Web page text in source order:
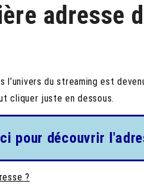
adresse
l’univers du streaming est
cliquer juste en dessous.
pour découvrir
?